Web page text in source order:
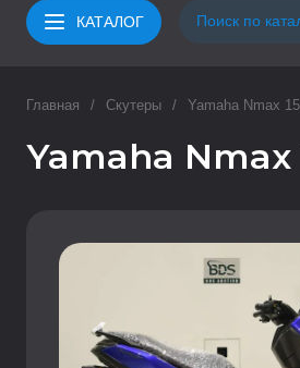
КАТАЛОГ
Главная / Скутеры / Yamaha Nmax
Yamaha Nmax